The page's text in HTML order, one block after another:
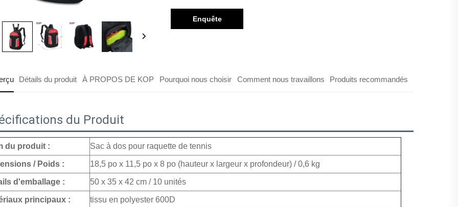
Enquête
Détails du produit À PROPOS DE KOP Pourquoi nous choisir Comment nous travaillons Produits recommandés
du Produit
du produit : Sac à dos pour raquette de tennis
/ Poids : 18,5 po x 11,5 po x 8 po (hauteur x largeur x profondeur) / 0,6 kg
d'emballage : 50 x 35 x 42 cm / 10 unités
principaux : tissu en polyester 600D